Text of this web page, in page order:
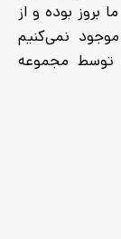
بروز بوده و از
نمی‌کنیم
توسط مجموعه